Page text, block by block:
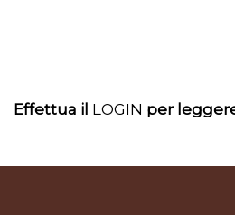
Effettua il LOGIN per